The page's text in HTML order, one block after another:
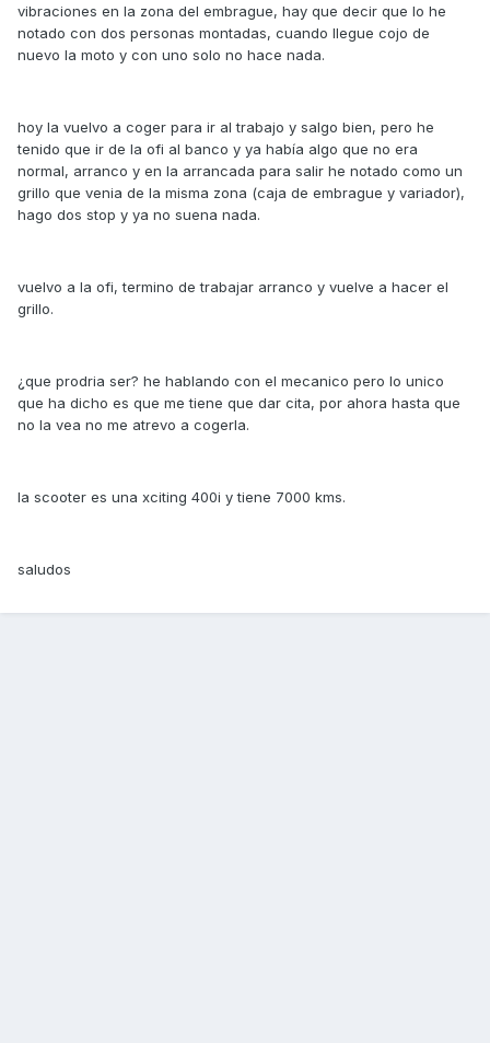
vibraciones en la zona del embrague, hay que decir que lo he
notado con dos personas montadas, cuando llegue cojo de
nuevo la moto y con uno solo no hace nada.
hoy la vuelvo a coger para ir al trabajo y salgo bien, pero he
tenido que ir de la ofi al banco y ya había algo que no era
normal, arranco y en la arrancada para salir he notado como un
grillo que venia de la misma zona (caja de embrague y variador),
hago dos stop y ya no suena nada.
vuelvo a la ofi, termino de trabajar arranco y vuelve a hacer el
grillo.
¿que prodria ser? he hablando con el mecanico pero lo unico
que ha dicho es que me tiene que dar cita, por ahora hasta que
no la vea no me atrevo a cogerla.
la scooter es una xciting 400i y tiene 7000 kms.
saludos